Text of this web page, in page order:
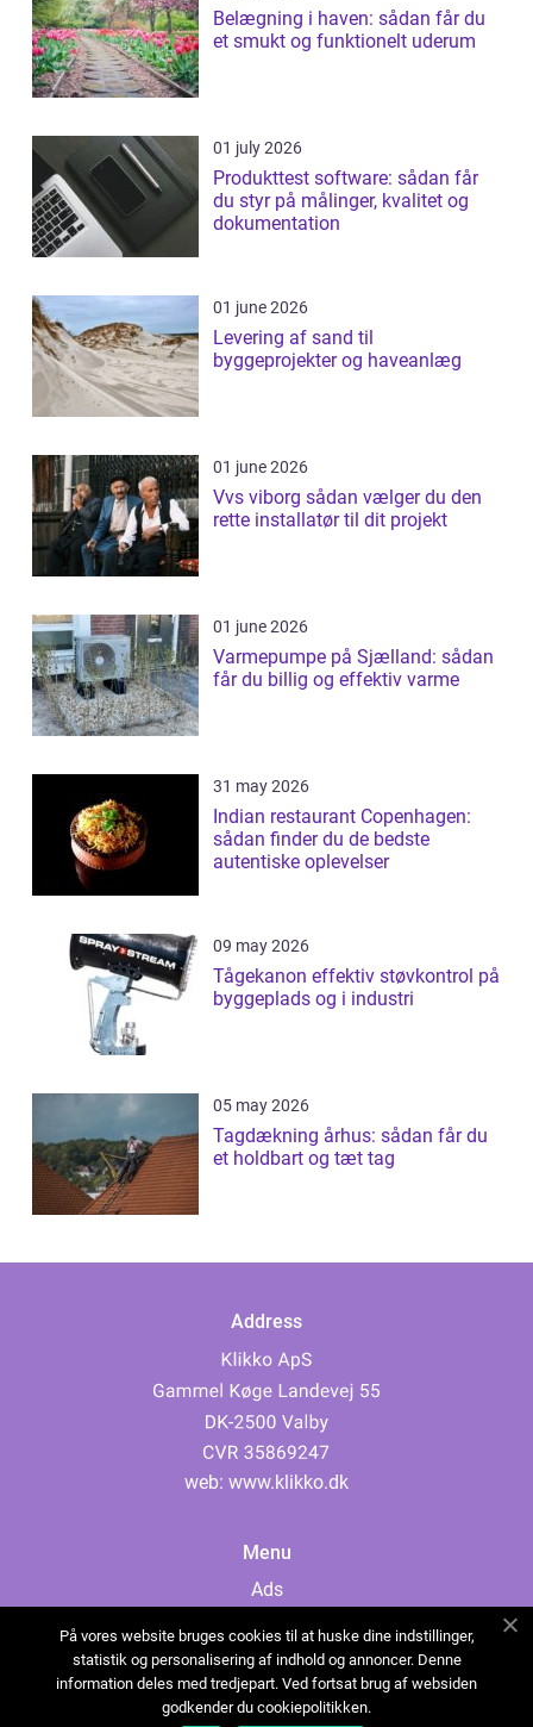
Belægning i haven: sådan får du
et smukt og funktionelt uderum
01 july 2026
Produkttest software: sådan får
du styr på målinger, kvalitet og
dokumentation
01 june 2026
Levering af sand til
byggeprojekter og haveanlæg
01 june 2026
Vvs viborg sådan vælger du den
rette installatør til dit projekt
01 june 2026
Varmepumpe på Sjælland: sådan
får du billig og effektiv varme
31 may 2026
Indian restaurant Copenhagen:
sådan finder du de bedste
autentiske oplevelser
09 may 2026
Tågekanon effektiv støvkontrol på
byggeplads og i industri
05 may 2026
Tagdækning århus: sådan får du
et holdbart og tæt tag
Address
web: www.klikko.dk
Menu
Ads
Cookies
Contact
Sitemap
På vores website bruges cookies til at huske dine indstillinger,
statistik og personalisering af indhold og annoncer. Denne
information deles med tredjepart. Ved fortsat brug af websiden
godkender du cookiepolitikken.